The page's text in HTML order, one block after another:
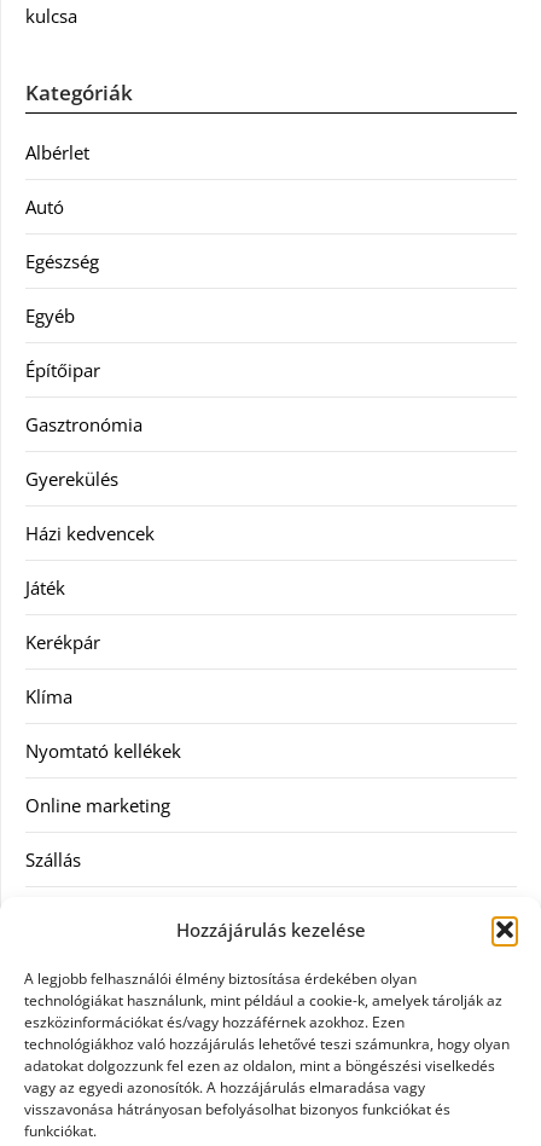
Hozzájárulás kezelése
A legjobb felhasználói élmény biztosítása érdekében olyan
technológiákat használunk, mint például a cookie-k, amelyek tárolják az
eszközinformációkat és/vagy hozzáférnek azokhoz. Ezen
technológiákhoz való hozzájárulás lehetővé teszi számunkra, hogy olyan
adatokat dolgozzunk fel ezen az oldalon, mint a böngészési viselkedés
vagy az egyedi azonosítók. A hozzájárulás elmaradása vagy
visszavonása hátrányosan befolyásolhat bizonyos funkciókat és
funkciókat.
kulcsa
Kategóriák
Albérlet
Autó
Egészség
Egyéb
Építőipar
Gasztronómia
Gyerekülés
Házi kedvencek
Játék
Kerékpár
Klíma
Nyomtató kellékek
Online marketing
Szállás
Szellőztető
Szolgáltatás
Táskák
Utazás